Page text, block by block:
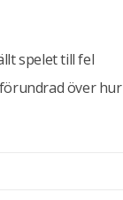
spelet till fel
förundrad över hur